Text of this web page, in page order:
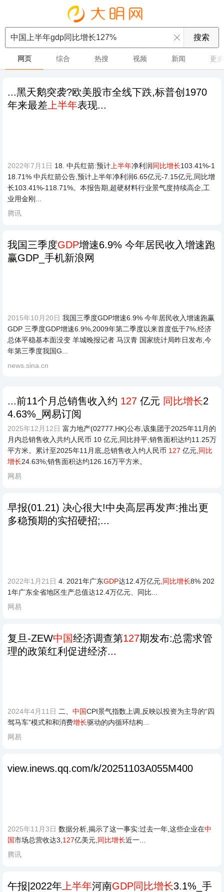
网页 综合 热搜 视频 新闻 更多
...黑天鹅突袭?欧美股市全线下跌,标普创1970
年来最差 上半年表现...
2022年7月1日 18. 中兵红箭:预计 上半年净利润同比增长103.41%-1
18.71% 中兵红箭公告,预计上半年净利润6.65亿元-7.15亿元,同比增
长103.41%-118.71%。本报告期,超硬材料行业景气度持续高企,工
业用金刚...
腾讯
我国三季度GDP增速6.9% 今年居民收入增速跑
赢GDP_手机新浪网
2015年10月20日 我国三季度GDP增速6.9% 今年居民收入增速跑赢
GDP 三季度GDP增速6.9%,2009年第二季度以来首度低于7%,经济
总体平稳基本面没变 羊城晚报记者 马汉青 国家统计局昨日发布,今
年第三季度我国G...
news.sina.cn
...前11个月总销售收入约 127 亿元 同比增长2
4.63%_网易订阅
2025年12月12日 富力地产(02777.HK)公布,该集团于2025年11月的
月内总销售收入共约人民币 10 亿元,同比持平;销售面积达约11.25万
平方米。累计至2025年11月底,总销售收入约人民币 127 亿元,同比
增长24.63%;销售面积达约126.16万平方米。
网易
早报(01.21) 决心很大!中央高层再发声:推出更
多稳预期的实招硬招;...
2022年1月21日 4. 2021年广东GDP达12.4万亿元, 同比增长8% 202
1年广东全省地区生产总值达12.4万亿元、同比...
网易
复旦-ZEW中国经济调查第127期发布:总需求管
理的政策红利促进经济...
2024年4月11日 二、 中国CPI景气指数上调,反映以投资为主导的“四
驾马车”模式和和消费增长驱动的内循环结构...
网易
view.inews.qq.com/k/20251103A055M400
2025年11月3日 数据分析,揭示了这一事实:过去一年,这些企业在中
国市场总营收达3, 127亿美元, 同比增长近一...
腾讯
午报|2022年 上半年河南GDP同比增长3.1%_手